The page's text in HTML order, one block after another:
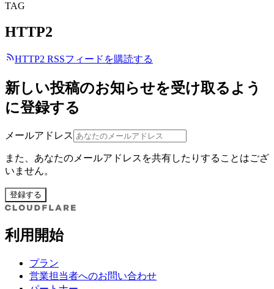
TAG
HTTP2
HTTP2 RSSフィードを購読する
新しい投稿のお知らせを受け取るよう
に登録する
メールアドレス
また、あなたのメールアドレスを共有したりすることはござ
いません。
登録する
利用開始
プラン
営業担当者へのお問い合わせ